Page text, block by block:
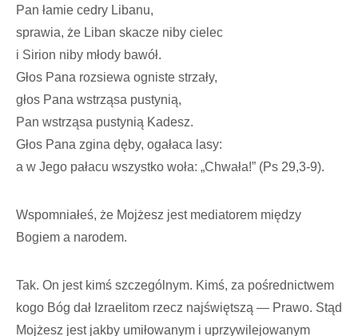
Pan łamie cedry Libanu,
sprawia, że Liban skacze niby cielec
i Sirion niby młody bawół.
Głos Pana rozsiewa ogniste strzały,
głos Pana wstrząsa pustynią,
Pan wstrząsa pustynią Kadesz.
Głos Pana zgina dęby, ogałaca lasy:
a w Jego pałacu wszystko woła: „Chwała!” (Ps 29,3-9).
Wspomniałeś, że Mojżesz jest mediatorem między
Bogiem a narodem.
Tak. On jest kimś szczególnym. Kimś, za pośrednictwem
kogo Bóg dał Izraelitom rzecz najświętszą — Prawo. Stąd
Mojżesz jest jakby umiłowanym i uprzywilejowanym